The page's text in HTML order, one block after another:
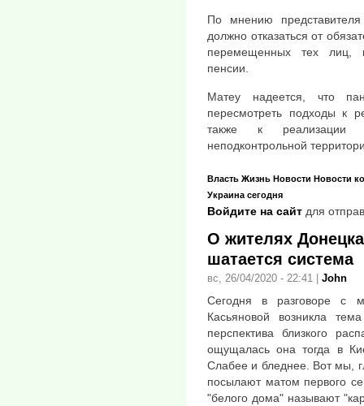
По мнению
должно отказаться от
перемещенных тех лиц,
пенсии.
Матеу надеется, что
пересмотреть подходы к
также к реализации
неподконтрольной
Власть Жизнь Новости Новости
Украина сегодня
Войдите на сайт для
О жителях
шатается система
вс, 26/04/2020 - 22:41 John
Сегодня в разговоре с
Касьяновой возникла
перспектива близкого
ощущалась она тогда в
Слабее и бледнее. Вот мы,
посылают матом первого
"белого дома" называют